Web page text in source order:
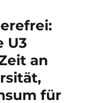
U3
an
für